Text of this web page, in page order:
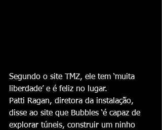
Segundo o site TMZ, ele tem ‘muita
liberdade’ e é feliz no lugar.
Patti Ragan, diretora da instalação,
disse ao site que Bubbles ‘é capaz de
explorar túneis, construir um ninho